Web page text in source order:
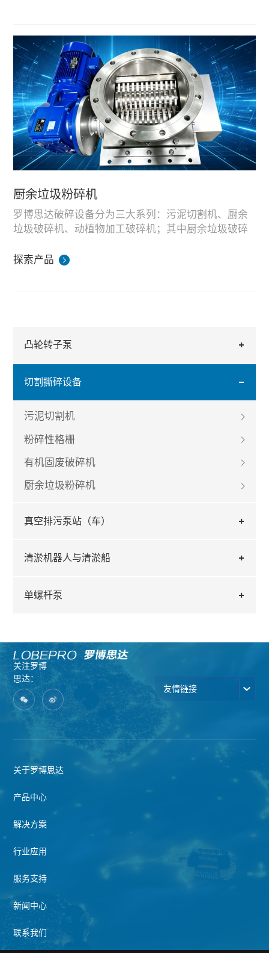
凸轮转子泵
切割撕碎设备
污泥切割机
粉碎性格栅
有机固废破碎机
厨余垃圾粉碎机
真空排污泵站（车）
清淤机器人与清淤船
单螺杆泵
项目配套与海外外贸成套供货。
厨余垃圾粉碎机
罗博思达破碎设备分为三大系列：污泥切割机、厨余
垃圾破碎机、动植物加工破碎机；其中厨余垃圾破碎
设备采用大扭矩双轴滚刀结构，可破碎带骨头、纤
探索产品
关注罗博
思达：
友情链接
关于罗博思达
产品中心
解决方案
行业应用
服务支持
新闻中心
联系我们